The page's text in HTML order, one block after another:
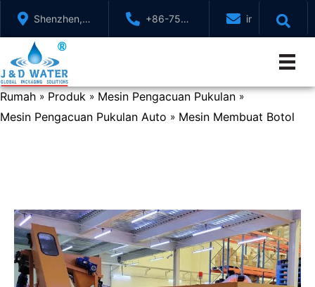
kandungan
Shenzhen,
GuangDong,
China
+86-755-
88321071
Rumah » Produk » Mesin Pengacuan Pukulan »
Mesin Pengacuan Pukulan Auto » Mesin Membuat Botol